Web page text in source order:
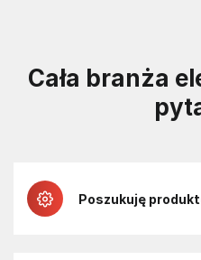
Cała branża
Poszukuję